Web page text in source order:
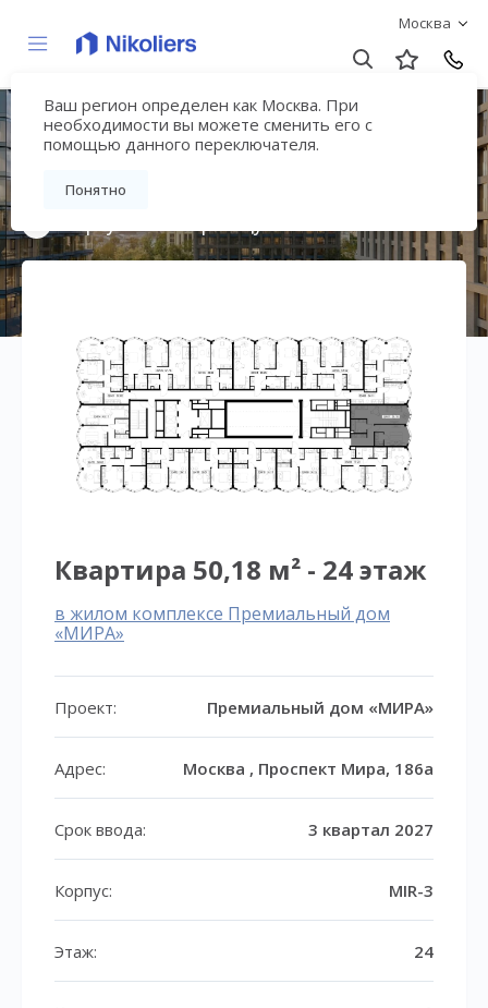
Москва
Ваш регион определен как Москва. При
необходимости вы можете сменить его с
помощью данного переключателя.
Понятно
Премиальный дом
«МИРА»
Квартира 50,18 м² - 24 этаж
в жилом комплексе Премиальный дом
«МИРА»
Проект: Премиальный дом «МИРА»
Адрес: Москва , Проспект Мира, 186а
Срок ввода: 3 квартал 2027
Корпус: MIR-3
Этаж: 24